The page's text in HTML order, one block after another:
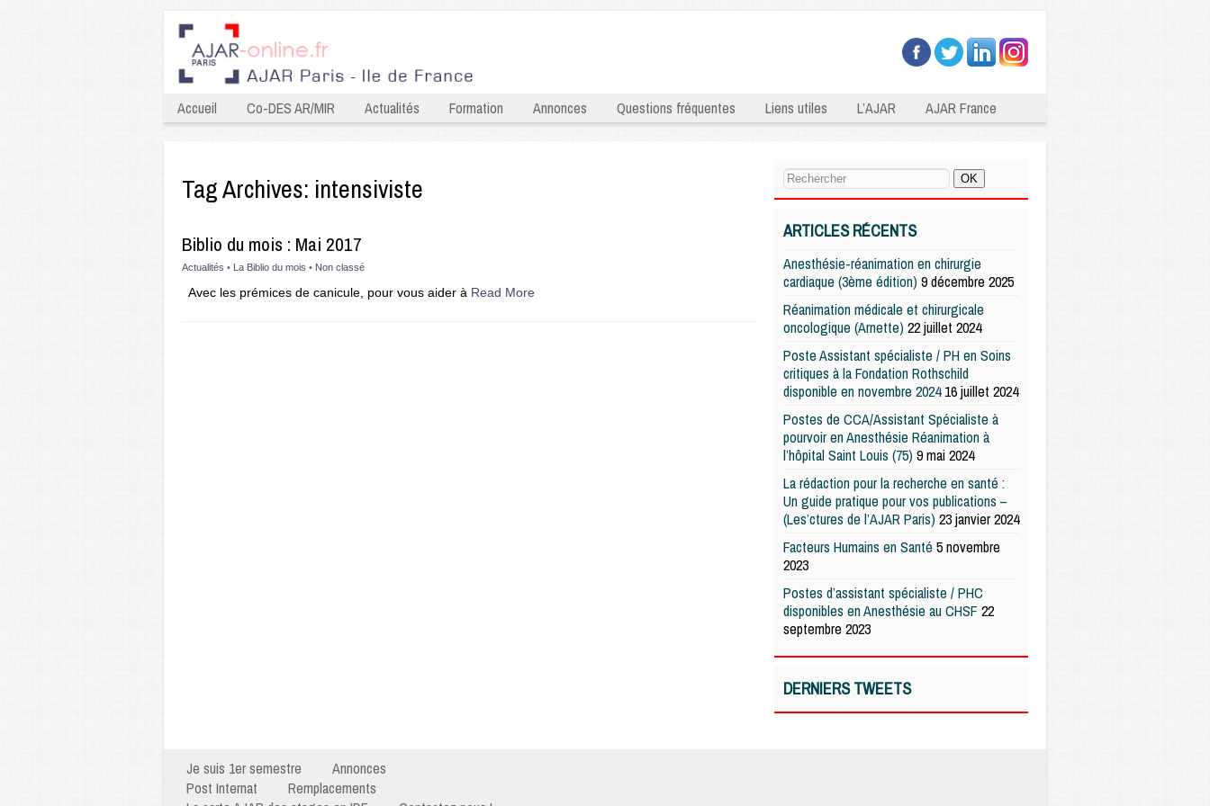
Accueil Co-DES AR/MIR Actualités Formation Annonces Questions fréquentes Liens utiles L’AJAR AJAR France
Tag Archives: intensiviste
Biblio du mois : Mai 2017
Actualités • La Biblio du mois • Non classé
Avec les prémices de canicule, pour vous aider à Read More
ARTICLES RÉCENTS
Anesthésie-réanimation en chirurgie
cardiaque (3ème édition) 9 décembre 2025
Réanimation médicale et chirurgicale
oncologique (Arnette) 22 juillet 2024
Poste Assistant spécialiste / PH en Soins
critiques à la Fondation Rothschild
disponible en novembre 2024 16 juillet 2024
Postes de CCA/Assistant Spécialiste à
pourvoir en Anesthésie Réanimation à
l’hôpital Saint Louis (75) 9 mai 2024
La rédaction pour la recherche en santé :
Un guide pratique pour vos publications –
(Les’ctures de l’AJAR Paris) 23 janvier 2024
Facteurs Humains en Santé 5 novembre
2023
Postes d’assistant spécialiste / PHC
disponibles en Anesthésie au CHSF 22
septembre 2023
DERNIERS TWEETS
Je suis 1er semestre
Annonces
Post Internat
Remplacements